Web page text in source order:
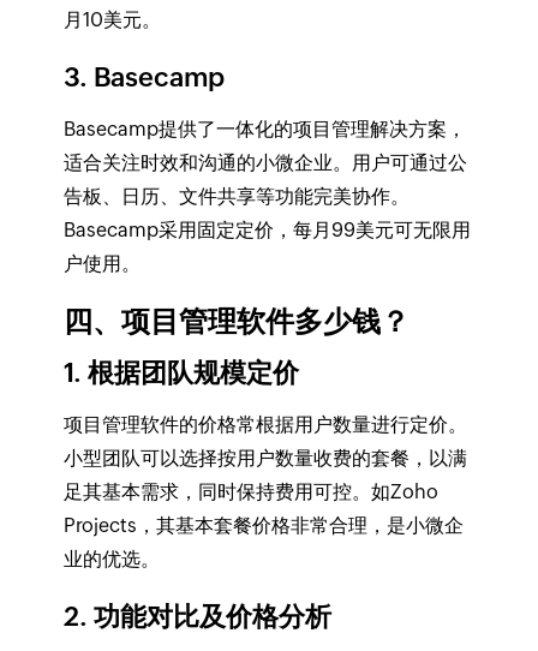
月10美元。
3. Basecamp
Basecamp提供了一体化的项目管理解决方案，
适合关注时效和沟通的小微企业。用户可通过公
告板、日历、文件共享等功能完美协作。
Basecamp采用固定定价，每月99美元可无限用
户使用。
四、项目管理软件多少钱？
1. 根据团队规模定价
项目管理软件的价格常根据用户数量进行定价。
小型团队可以选择按用户数量收费的套餐，以满
足其基本需求，同时保持费用可控。如Zoho
Projects，其基本套餐价格非常合理，是小微企
业的优选。
2. 功能对比及价格分析